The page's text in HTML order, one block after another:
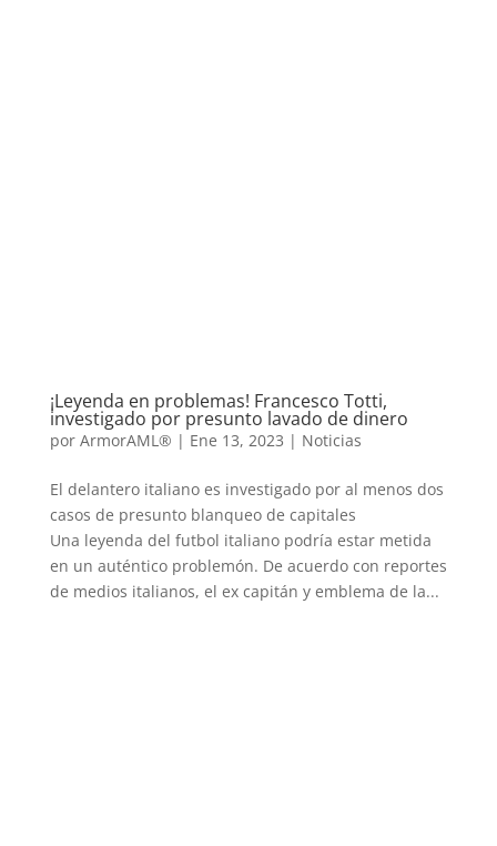
¡Leyenda en problemas! Francesco Totti,
investigado por presunto lavado de dinero
por ArmorAML® | Ene 13, 2023 | Noticias
El delantero italiano es investigado por al menos dos
casos de presunto blanqueo de capitales
Una leyenda del futbol italiano podría estar metida
en un auténtico problemón. De acuerdo con reportes
de medios italianos, el ex capitán y emblema de la...